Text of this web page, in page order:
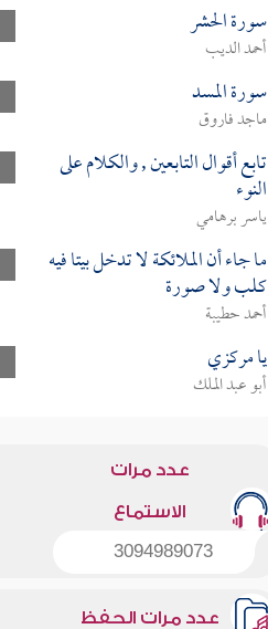
سورة الحشر
أحمد الديب
سورة المسد
ماجد فاروق
تابع أقوال التابعين , والكلام على
النوء
ياسر برهامي
ما جاء أن الملائكة لا تدخل بيتا فيه
كلب ولا صورة
أحمد حطيبة
يا مركزي
أبو عبد الملك
عدد مرات
الاستماع
3094989073
عدد مرات الحفظ